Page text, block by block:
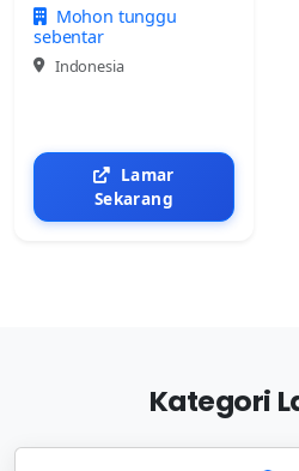
Mohon tunggu
sebentar
Indonesia
Lamar
Sekarang
Kategori